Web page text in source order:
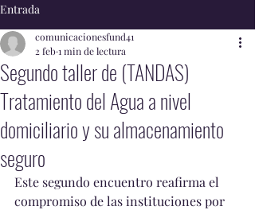
Entrada
Segundo taller de (TANDAS)
Tratamiento del Agua a nivel
domiciliario y su almacenamiento
seguro
comunicacionesfund41
2 feb1 min de lectura
Este segundo encuentro reafirma el
compromiso de las instituciones por